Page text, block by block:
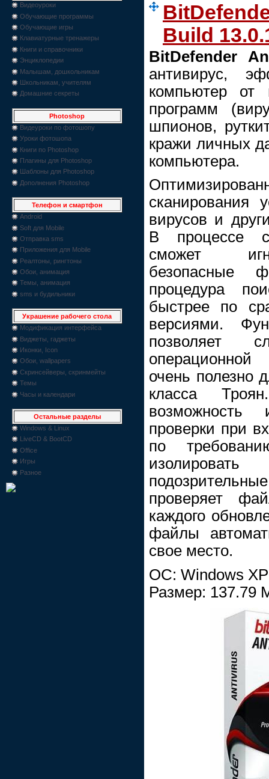
Видеоуроки
Обучающие программы
Обучающие игры
Клавиатурные тренажеры
Книги и справочники
Энциклопедии
Малышам, дошкольникам
Школьникам, учителям
Домашние секреты
Photoshop
Видеуроки по фотошопу
Уроки фотошопа
Книги по Photoshop
Плагины для Photoshop
Шаблоны для Photoshop
Дополнения Photoshop
Телефон и смартфон
Android
Soft для Mobile
Отправка sms
Приложения для Mobile
Реалтоны, рингтоны
Обои, анимация
Темы, анимация
sms и будильники
Украшение рабочего стола
Модификация интерфейса
Виджеты, гаджеты
Иконки, Icon
Обои, wallpapers
Скринсейверы, скринмейты
Темы
Часы и календари
Остальные разделы
Windows & Linux
LiveCD & BootCD
Office
Игры
Разное
Build
BitDefender
антивирус,
компьютер от
программ
шпионов,
кражи личных
компьютера.
сканирования
вирусов и
В процессе
сможет
безопасные
процедура
быстрее по
версиями.
позволяет
очень полезно
класса
возможность
проверки при
по
проверяет
каждого
файлы
свое место.
ОС: Windows
Размер: 137.79